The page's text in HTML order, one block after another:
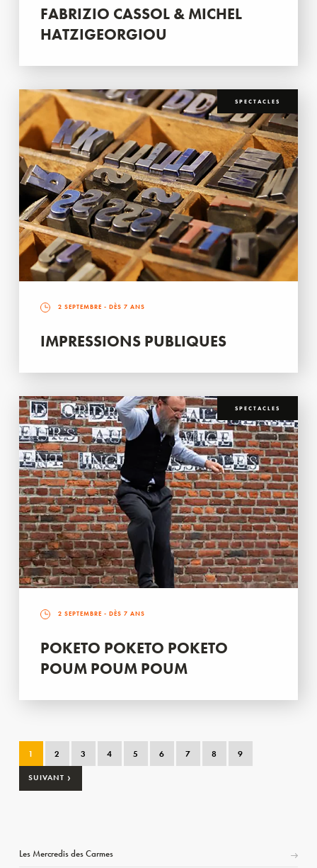
FABRIZIO CASSOL & MICHEL
HATZIGEORGIOU
SPECTACLES
2 SEPTEMBRE - DÈS 7 ANS
IMPRESSIONS PUBLIQUES
SPECTACLES
2 SEPTEMBRE - DÈS 7 ANS
POKETO POKETO POKETO
POUM POUM POUM
1 2 3 4 5 6 7 8 9
SUIVANT ›
Les Mercredis des Carmes